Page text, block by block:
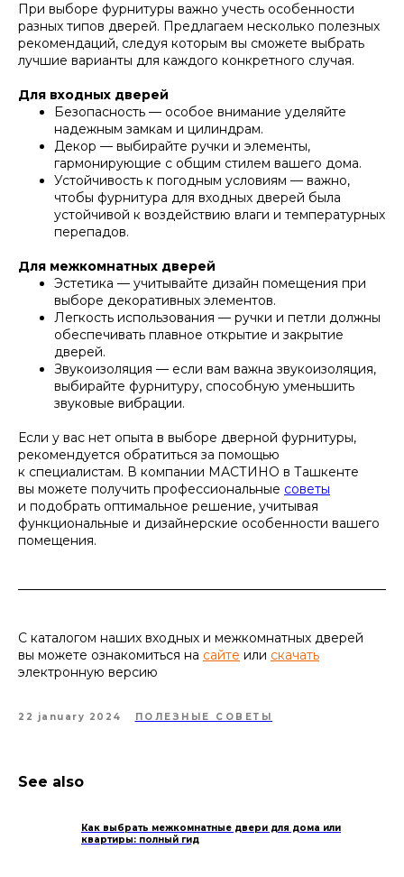
При выборе фурнитуры важно учесть особенности
разных типов дверей. Предлагаем несколько полезных
рекомендаций, следуя которым вы сможете выбрать
лучшие варианты для каждого конкретного случая.
Для входных дверей
Безопасность — особое внимание уделяйте
надежным замкам и цилиндрам.
Декор — выбирайте ручки и элементы,
гармонирующие с общим стилем вашего дома.
Устойчивость к погодным условиям — важно,
чтобы фурнитура для входных дверей была
устойчивой к воздействию влаги и температурных
перепадов.
Для межкомнатных дверей
Эстетика — учитывайте дизайн помещения при
выборе декоративных элементов.
Легкость использования — ручки и петли должны
обеспечивать плавное открытие и закрытие
дверей.
Звукоизоляция — если вам важна звукоизоляция,
выбирайте фурнитуру, способную уменьшить
звуковые вибрации.
Если у вас нет опыта в выборе дверной фурнитуры,
рекомендуется обратиться за помощью
к специалистам. В компании МАСТИНО в Ташкенте
вы можете получить профессиональные советы
и подобрать оптимальное решение, учитывая
функциональные и дизайнерские особенности вашего
помещения.
С каталогом наших входных и межкомнатных дверей
вы можете ознакомиться на сайте или скачать
электронную версию
22 january 2024 ПОЛЕЗНЫЕ СОВЕТЫ
See also
Как выбрать межкомнатные двери для дома или
квартиры: полный гид